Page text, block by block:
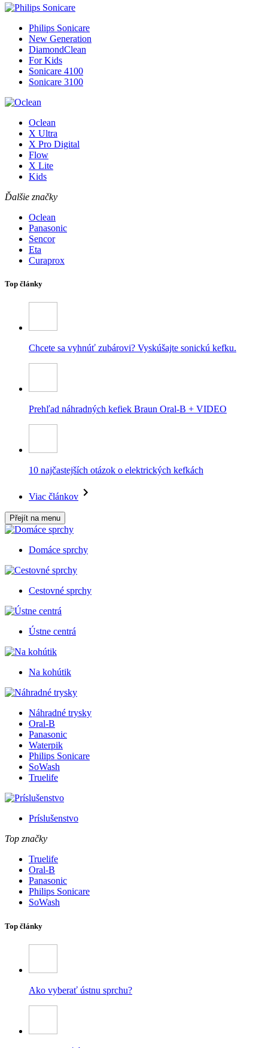
Philips Sonicare
New Generation
DiamondClean
For Kids
Sonicare 4100
Sonicare 3100
Oclean
X Ultra
X Pro Digital
Flow
X Lite
Kids
Ďalšie značky
Oclean
Panasonic
Sencor
Eta
Curaprox
Top články
Chcete sa vyhnúť zubárovi? Vyskúšajte sonickú kefku.
Prehľad náhradných kefiek Braun Oral-B + VIDEO
10 najčastejších otázok o elektrických kefkách
Viac článkov
Přejít na menu
Domáce sprchy
Cestovné sprchy
Ústne centrá
Na kohútik
Náhradné trysky
Oral-B
Panasonic
Waterpik
Philips Sonicare
SoWash
Truelife
Príslušenstvo
Top značky
Truelife
Oral-B
Panasonic
Philips Sonicare
SoWash
Top články
Ako vyberať ústnu sprchu?